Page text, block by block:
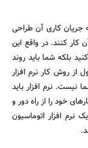
جریان کاری آن طراحی
کار کنند. در واقع این
بلکه شما باید روند
از روش کار نرم افزار
نیست. نرم افزار باید
خود را از راه دور و
نرم افزار اتوماسیون